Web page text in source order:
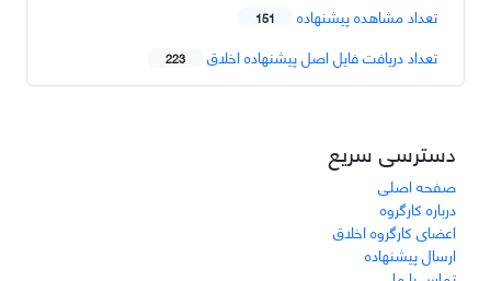
تعداد مشاهده پیشنهاده 151
تعداد دریافت فایل اصل پیشنهاده اخلاق 223
دسترسی سریع
صفحه اصلی
درباره کارگروه
اعضای کارگروه اخلاق
ارسال پیشنهاده